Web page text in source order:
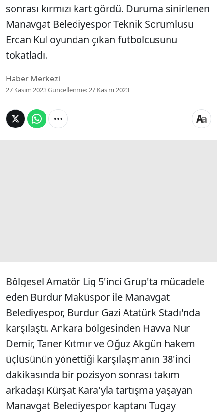
sonrası kırmızı kart gördü. Duruma sinirlenen
Manavgat Belediyespor Teknik Sorumlusu
Ercan Kul oyundan çıkan futbolcusunu
tokatladı.
Haber Merkezi
27 Kasım 2023Güncellenme:27 Kasım 2023
Bölgesel Amatör Lig 5'inci Grup'ta mücadele
eden Burdur Maküspor ile Manavgat
Belediyespor, Burdur Gazi Atatürk Stadı'nda
karşılaştı. Ankara bölgesinden Havva Nur
Demir, Taner Kıtmır ve Oğuz Akgün hakem
üçlüsünün yönettiği karşılaşmanın 38'inci
dakikasında bir pozisyon sonrası takım
arkadaşı Kürşat Kara'yla tartışma yaşayan
Manavgat Belediyespor kaptanı Tugay